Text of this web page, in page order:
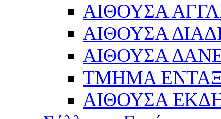
ΑΙΘΟΥΣΑ
ΑΙΘΟΥΣΑ
ΑΙΘΟΥΣΑ
ΤΜΗΜΑ
ΑΙΘΟΥΣΑ